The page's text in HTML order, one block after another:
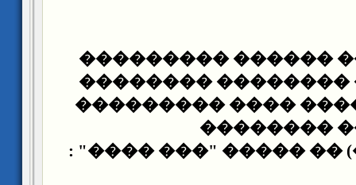
� ����������
�������� ��
���� ����� ����
����
(����������) ��